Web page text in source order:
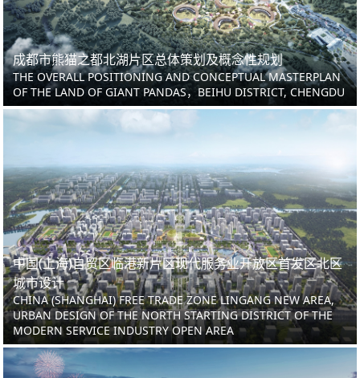
成都市熊猫之都北湖片区总体策划及概念性规划
THE OVERALL POSITIONING AND CONCEPTUAL MASTERPLAN
OF THE LAND OF GIANT PANDAS，BEIHU DISTRICT, CHENGDU
中国(上海)自贸区临港新片区现代服务业开放区首发区北区
城市设计
CHINA (SHANGHAI) FREE TRADE ZONE LINGANG NEW AREA,
URBAN DESIGN OF THE NORTH STARTING DISTRICT OF THE
MODERN SERVICE INDUSTRY OPEN AREA